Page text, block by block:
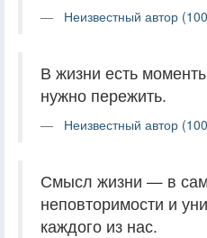
Неизвестный автор
В жизни есть
нужно пережить.
Неизвестный автор
Смысл жизни — в
неповторимости и
каждого из нас.